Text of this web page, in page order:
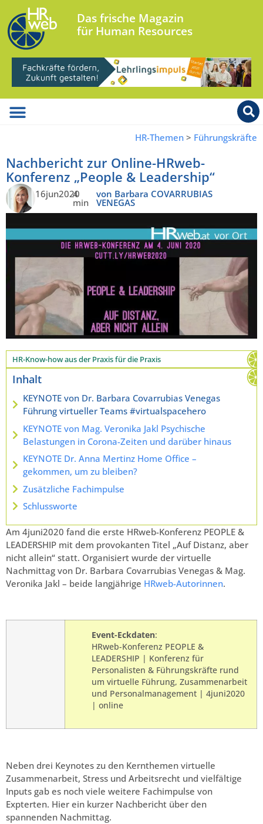
Das frische Magazin
für Human Resources
HR-Themen > Führungskräfte
Nachbericht zur Online-HRweb-
Konferenz „People & Leadership“
16jun2020
4
min
von Barbara COVARRUBIAS
VENEGAS
HR-Know-how aus der Praxis für die Praxis
Inhalt
KEYNOTE von Dr. Barbara Covarrubias Venegas
Führung virtueller Teams #virtualspacehero
KEYNOTE von Mag. Veronika Jakl Psychische
Belastungen in Corona-Zeiten und darüber hinaus
KEYNOTE Dr. Anna Mertinz Home Office –
gekommen, um zu bleiben?
Zusätzliche Fachimpulse
Schlussworte
Am 4juni2020 fand die erste HRweb-Konferenz PEOPLE &
LEADERSHIP mit dem provokanten Titel „Auf Distanz, aber
nicht allein“ statt. Organisiert wurde der virtuelle
Nachmittag von Dr. Barbara Covarrubias Venegas & Mag.
Veronika Jakl – beide langjährige HRweb-Autorinnen.
Event-Eckdaten:
HRweb-Konferenz PEOPLE &
LEADERSHIP | Konferenz für
Personalisten & Führungskräfte rund
um virtuelle Führung, Zusammenarbeit
und Personalmanagement | 4juni2020
| online
Neben drei Keynotes zu den Kernthemen virtuelle
Zusammenarbeit, Stress und Arbeitsrecht und vielfältige
Inputs gab es noch viele weitere Fachimpulse von
Expterten. Hier ein kurzer Nachbericht über den
spannenden Nachmittag.